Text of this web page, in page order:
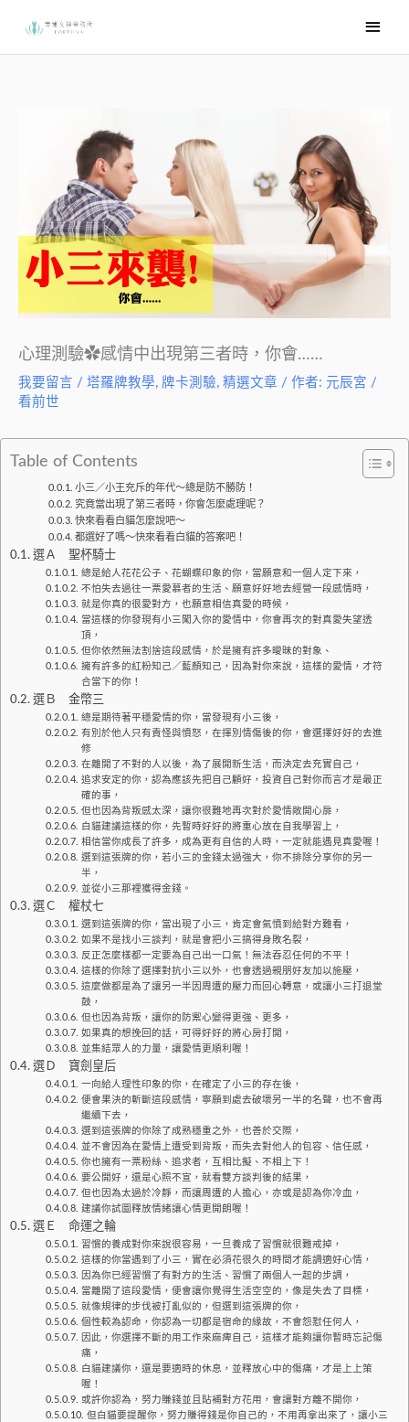
要
心理測驗✿感情中出現第三者時，你會……
我要留言 / 塔羅牌教學, 牌卡測驗, 精選文章 / 作者: 元辰宮 /
看前世
Table of Contents
小三／小王充斥的年代～總是防不勝防！
究竟當出現了第三者時，你會怎麼處理呢？
快來看看白貓怎麼說吧～
都選好了嗎～快來看看白貓的答案吧！
選Ａ 聖杯騎士
總是給人花花公子、花蝴蝶印象的你，當願意和一個人定下來，
不怕失去過往一票愛慕者的生活、願意好好地去經營一段感情時，
就是你真的很愛對方，也願意相信真愛的時候，
當這樣的你發現有小三闖入你的愛情中，你會再次的對真愛失望透
頂，
但你依然無法割捨這段感情，於是擁有許多曖昧的對象、
擁有許多的紅粉知己／藍顏知己，因為對你來說，這樣的愛情，才符
合當下的你！
選Ｂ 金幣三
總是期待著平穩愛情的你，當發現有小三後，
有別於他人只有責怪與憤怒，在揮別情傷後的你，會選擇好好的去進
修
在離開了不對的人以後，為了展開新生活，而決定去充實自己，
追求安定的你，認為應該先把自己顧好，投資自己對你而言才是最正
確的事，
但也因為背叛感太深，讓你很難地再次對於愛情敞開心扉，
白貓建議這樣的你，先暫時好好的將重心放在自我學習上，
相信當你成長了許多，成為更有自信的人時，一定就能遇見真愛喔！
選到這張牌的你，若小三的金錢太過強大，你不排除分享你的另一
半，
並從小三那裡獲得金錢。
選Ｃ 權杖七
選到這張牌的你，當出現了小三，肯定會氣憤到給對方難看，
如果不是找小三談判，就是會把小三搞得身敗名裂，
反正怎麼樣都一定要為自己出一口氣！無法吞忍任何的不平！
這樣的你除了選擇對抗小三以外，也會透過親朋好友加以施壓，
這麼做都是為了讓另一半因周遭的壓力而回心轉意，或讓小三打退堂
鼓，
但也因為背叛，讓你的防禦心變得更強、更多，
如果真的想挽回的話，可得好好的將心房打開，
並集結眾人的力量，讓愛情更順利喔！
選Ｄ 寶劍皇后
一向給人理性印象的你，在確定了小三的存在後，
便會果決的斬斷這段感情，寧願到處去破壞另一半的名聲，也不會再
繼續下去，
選到這張牌的你除了成熟穩重之外，也善於交際，
並不會因為在愛情上遭受到背叛，而失去對他人的包容、信任感，
你也擁有一票粉絲、追求者，互相比擬、不相上下！
要公開好，還是心照不宣，就看雙方談判後的結果，
但也因為太過於冷靜，而讓周遭的人擔心，亦或是認為你冷血，
建議你試圖釋放情緒讓心情更開朗喔！
選Ｅ 命運之輪
習慣的養成對你來說很容易，一旦養成了習慣就很難戒掉，
這樣的你當遇到了小三，實在必須花很久的時間才能調適好心情，
因為你已經習慣了有對方的生活、習慣了兩個人一起的步調，
當離開了這段愛情，便會讓你覺得生活空空的，像是失去了目標，
就像規律的步伐被打亂似的，但選到這張牌的你，
個性較為認命，你認為一切都是宿命的緣故，不會怨懟任何人，
因此，你選擇不斷的用工作來麻痺自己，這樣才能夠讓你暫時忘記傷
痛，
白貓建議你，還是要適時的休息，並釋放心中的傷痛，才是上上策
喔！
或許你認為，努力賺錢並且貼補對方花用，會讓對方離不開你，
但白貓要提醒你，努力賺得錢是你自己的，不用再拿出來了，讓小三